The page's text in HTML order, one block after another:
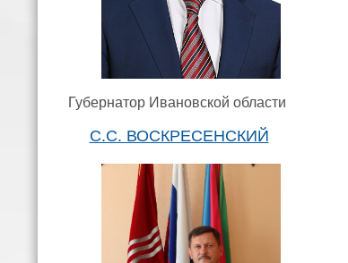
Губернатор Ивановской области
С.С. ВОСКРЕСЕНСКИЙ